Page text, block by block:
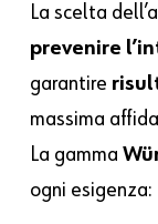
La scelta
prevenire
garantire
massima
La gamma
ogni esigenza: